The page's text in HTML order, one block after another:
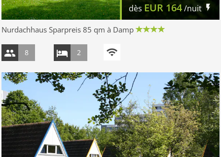
dès EUR 164/nuit
Nurdachhaus Sparpreis 85 qm à Damp
8 2